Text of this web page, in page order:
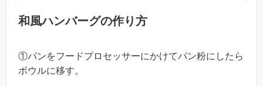
和風ハンバーグの作り方
①パンをフードプロセッサーにかけてパン粉にしたら
ボウルに移す。